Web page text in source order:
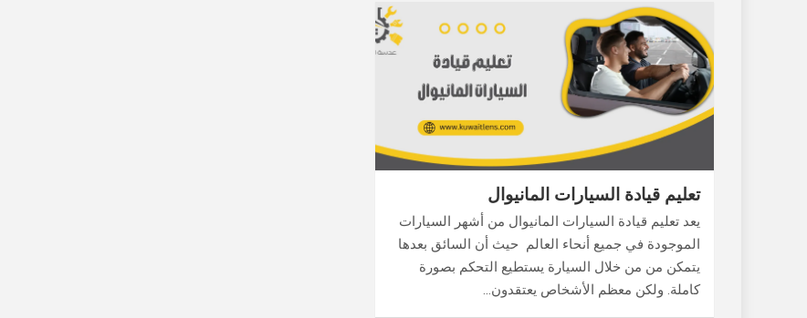
تعليم قيادة السيارات المانيوال
يعد تعليم قيادة السيارات المانيوال من أشهر السيارات
الموجودة في جميع أنحاء العالم حيث أن السائق بعدها
يتمكن من من خلال السيارة يستطيع التحكم بصورة
كاملة. ولكن معظم الأشخاص يعتقدون…